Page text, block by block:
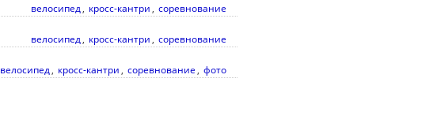
велосипед, кросс-кантри , соревнование
велосипед, кросс-кантри , соревнование
велосипед, кросс-кантри , соревнование , фото